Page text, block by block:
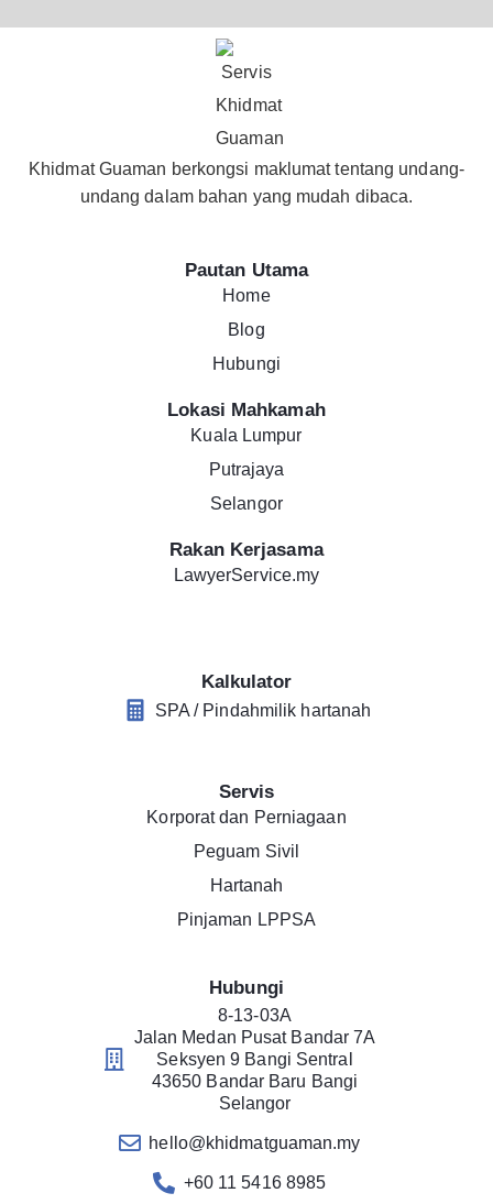
Khidmat Guaman berkongsi maklumat tentang undang-
undang dalam bahan yang mudah dibaca.
Pautan Utama
Home
Blog
Hubungi
Lokasi Mahkamah
Kuala Lumpur
Putrajaya
Selangor
Rakan Kerjasama
LawyerService.my
Kalkulator
SPA / Pindahmilik hartanah
Servis
Korporat dan Perniagaan
Peguam Sivil
Hartanah
Pinjaman LPPSA
Hubungi
8-13-03A
Jalan Medan Pusat Bandar 7A
Seksyen 9 Bangi Sentral
43650 Bandar Baru Bangi
Selangor
hello@khidmatguaman.my
+60 11 5416 8985